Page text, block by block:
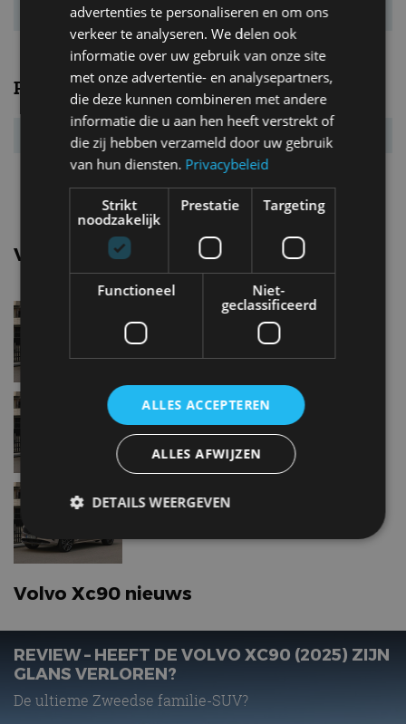
Energielabel D
Prestaties
Acc. 0-100 km/u 7,9 s
Topsnelheid 180 km/u
Vergelijkbare uitvoeringen
Volvo Xc90T6 AWD
Volvo Xc90T8 AWD Plug-in
Hybrid
Volvo Xc90D4
Volvo Xc90 nieuws
REVIEW – HEEFT DE VOLVO XC90 (2025) ZIJN
GLANS VERLOREN?
De ultieme Zweedse familie-SUV?
advertenties te personaliseren en om ons
verkeer te analyseren. We delen ook
informatie over uw gebruik van onze site
met onze advertentie- en analysepartners,
die deze kunnen combineren met andere
informatie die u aan hen heeft verstrekt of
die zij hebben verzameld door uw gebruik
van hun diensten. Privacybeleid
Strikt
noodzakelijk
Prestatie Targeting
Functioneel
Niet-
geclassificeerd
ALLES ACCEPTEREN
ALLES AFWIJZEN
DETAILS WEERGEVEN
Functioneel
Strikt noodzakelijke cookies maken de
kernfunctionaliteiten van de website mogelijk, zoals
gebruikersaanmelding en accountbeheer. De
website kan niet goed worden gebruikt zonder de
strikt noodzakelijke cookies.